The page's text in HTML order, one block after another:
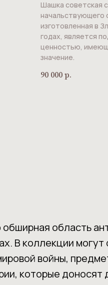
Шашка советская
начальствующего
изготовленная в
годах, является
ценностью,
значение.
90 000р.
область
В коллекции
войны,
которые